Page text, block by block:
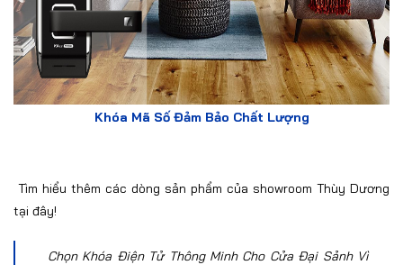
Khóa Mã Số Đảm Bảo Chất Lượng
Tìm hiểu thêm các dòng sản phẩm của showroom Thùy Dương
tại đây!
Chọn Khóa Điện Tử Thông Minh Cho Cửa Đại Sảnh Vì